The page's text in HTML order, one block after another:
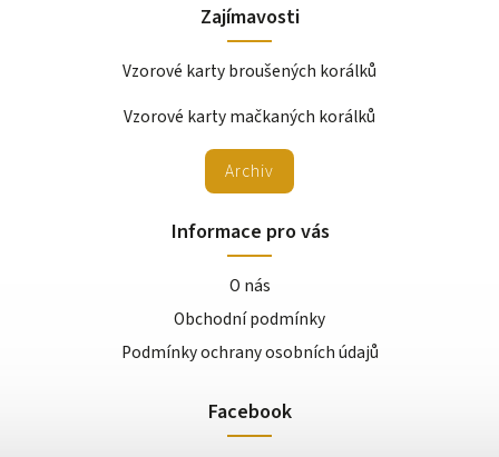
Zajímavosti
Vzorové karty broušených korálků
Vzorové karty mačkaných korálků
Archiv
Informace pro vás
O nás
Obchodní podmínky
Podmínky ochrany osobních údajů
Facebook